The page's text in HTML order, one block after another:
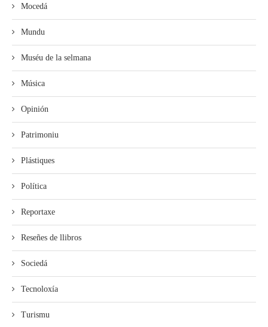
Mocedá
Mundu
Muséu de la selmana
Música
Opinión
Patrimoniu
Plástiques
Política
Reportaxe
Reseñes de llibros
Sociedá
Tecnoloxía
Turismu